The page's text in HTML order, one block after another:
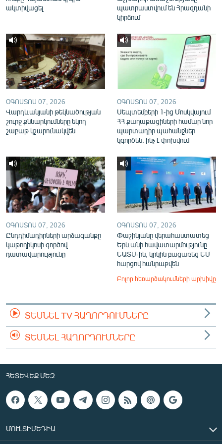
English
ՀԵՏԵՎԵՔ ՄԵԶ
«Ազատության» բոլոր կայքերը
ակտիվացել
պատրաստվում են Հրազդանի
կիրճում
ՕԳՈՍՏՈՍ 07, 2026
Վարդևանյանի թեկնածության
շուրջ քննարկումները եկող
շաբաթ կշարունակվեն
ՕԳՈՍՏՈՍ 07, 2026
Սեպտեմբերի 1-ից Մոսկվայում
ՀՀ քաղաքացիների համար նոր
պարտադիր պահանջներ
կգործեն. ինչ է փոխվում
ՕԳՈՍՏՈՍ 07, 2026
Ընդդիմադիրների արձագանքը
կաթողիկոսի գործով
դատավարությունը
ՕԳՈՍՏՈՍ 07, 2026
Փաշինյանը վերահաստատեց
Երևանի հավատարմությունը
ԵԱՏՄ-ին, կրկին բացառեց ԵՄ
հարցով հանրաքվեն
Բոլոր հեռարձակումների արխիվը
ՏԵՍՆԵԼ TV ՀԱՂՈՐԴՈՒՄՆԵՐԸ
ՏԵՍՆԵԼ ՀԱՂՈՐԴՈՒՄՆԵՐԸ
ՀԵՏԵՎԵՔ ՄԵԶ
ՄՈՒԼՏԻՄԵԴԻԱ